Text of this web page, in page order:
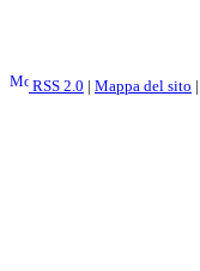
RSS 2.0 | Mappa del sito |